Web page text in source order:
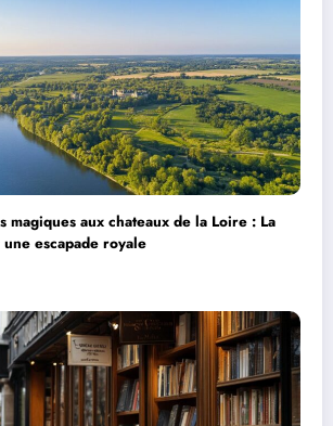
magiques aux chateaux de la Loire : La
escapade royale